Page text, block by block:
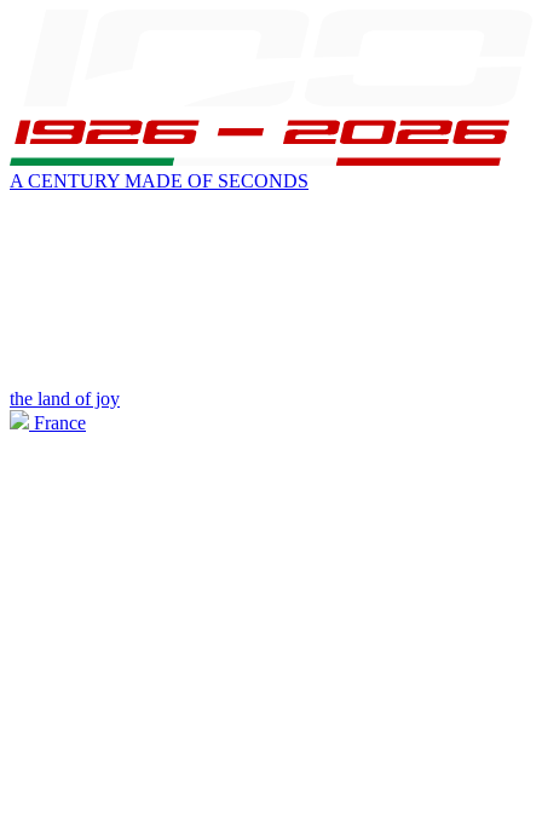
A CENTURY MADE OF SECONDS
the land of joy
France